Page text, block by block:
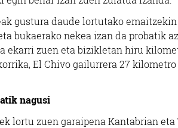
gustura daude lortutako
bukaerako nekea izan da probatik
ekarri zuen eta bizikletan hiru
El Chivo gailurrera 27
nagusi
lortu zuen garaipena Kantabrian